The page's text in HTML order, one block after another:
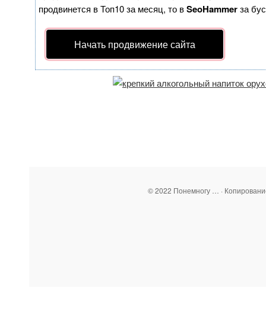
продвинется в Топ10 за месяц, то вSeoHammerза
Начать продвижение сайта
© 2022 Понемногу … ·